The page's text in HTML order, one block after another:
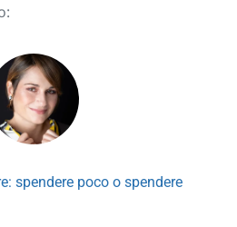
spendere poco o spendere